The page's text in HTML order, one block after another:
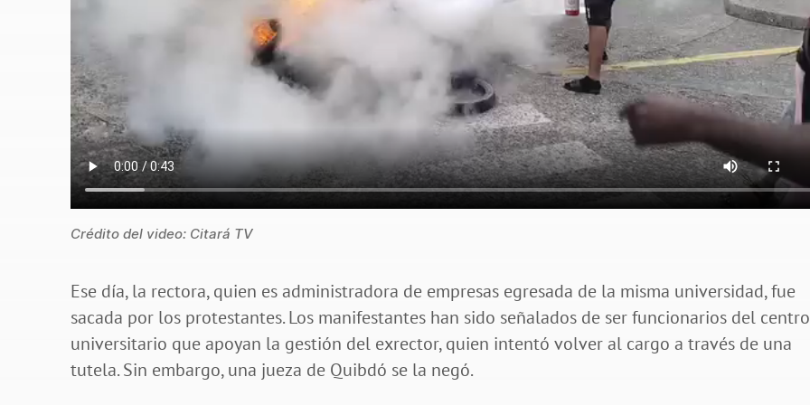
Crédito del video: Citará TV
Ese día, la rectora, quien es administradora de empresas egresada de la misma universidad, fue
sacada por los protestantes. Los manifestantes han sido señalados de ser funcionarios del centro
universitario que apoyan la gestión del exrector, quien intentó volver al cargo a través de una
tutela. Sin embargo, una jueza de Quibdó se la negó.